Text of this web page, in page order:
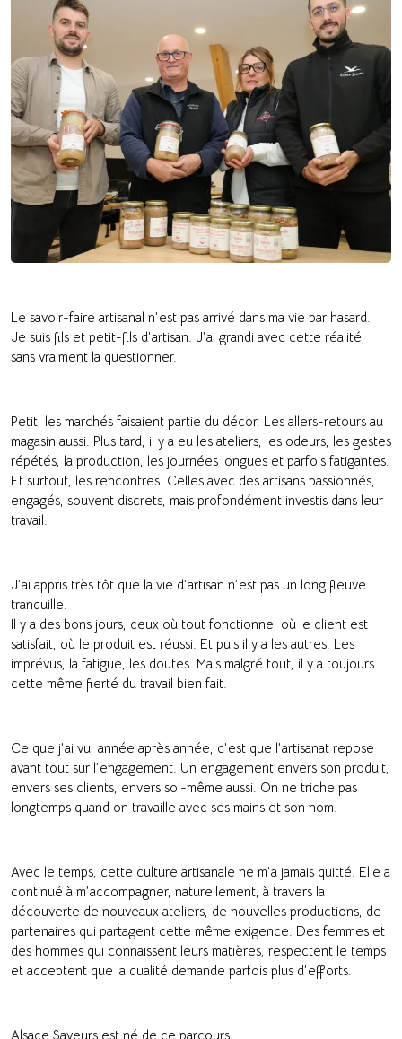
Le savoir-faire artisanal n’est pas arrivé dans ma vie par hasard.
Je suis fils et petit-fils d’artisan. J’ai grandi avec cette réalité,
sans vraiment la questionner.
Petit, les marchés faisaient partie du décor. Les allers-retours au
magasin aussi. Plus tard, il y a eu les ateliers, les odeurs, les gestes
répétés, la production, les journées longues et parfois fatigantes.
Et surtout, les rencontres. Celles avec des artisans passionnés,
engagés, souvent discrets, mais profondément investis dans leur
travail.
J’ai appris très tôt que la vie d’artisan n’est pas un long fleuve
tranquille.
Il y a des bons jours, ceux où tout fonctionne, où le client est
satisfait, où le produit est réussi. Et puis il y a les autres. Les
imprévus, la fatigue, les doutes. Mais malgré tout, il y a toujours
cette même fierté du travail bien fait.
Ce que j’ai vu, année après année, c’est que l’artisanat repose
avant tout sur l’engagement. Un engagement envers son produit,
envers ses clients, envers soi-même aussi. On ne triche pas
longtemps quand on travaille avec ses mains et son nom.
Avec le temps, cette culture artisanale ne m’a jamais quitté. Elle a
continué à m’accompagner, naturellement, à travers la
découverte de nouveaux ateliers, de nouvelles productions, de
partenaires qui partagent cette même exigence. Des femmes et
des hommes qui connaissent leurs matières, respectent le temps
et acceptent que la qualité demande parfois plus d’efforts.
Alsace Saveurs est né de ce parcours.